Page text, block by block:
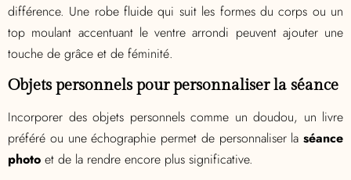
différence. Une robe fluide qui suit les formes du corps ou un
top moulant accentuant le ventre arrondi peuvent ajouter une
touche de grâce et de féminité.
Objets personnels pour personnaliser la séance
Incorporer des objets personnels comme un doudou, un livre
préféré ou une échographie permet de personnaliser la séance
photo et de la rendre encore plus significative.